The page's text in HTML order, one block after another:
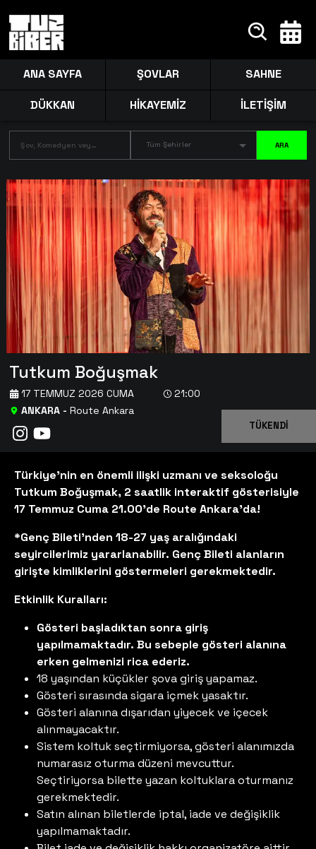
ANA SAYFA ŞOVLAR SAHNE
DÜKKAN HİKAYEMİZ İLETİŞİM
Tüm Şehirler ARA
Tutkum Boğuşmak
ANKARA- Route Ankara
17 TEMMUZ 2026 CUMA 21:00
TÜKENDİ
Türkiye’nin en önemli ilişki uzmanı ve seksoloğu
Tutkum Boğuşmak, 2 saatlik interaktif gösterisiyle
17 Temmuz Cuma 21.00'de Route Ankara'da!
*Genç Bileti'nden 18-27 yaş aralığındaki
seyircilerimiz yararlanabilir. Genç Bileti alanların
girişte kimliklerini göstermeleri gerekmektedir.
Etkinlik Kuralları:
Gösteri başladıktan sonra giriş
yapılmamaktadır. Bu sebeple gösteri alanına
erken gelmenizi rica ederiz.
18 yaşından küçükler şova giriş yapamaz.
Gösteri sırasında sigara içmek yasaktır.
Gösteri alanına dışarıdan yiyecek ve içecek
alınmayacaktır.
Sistem koltuk seçtirmiyorsa, gösteri alanımızda
numarasız oturma düzeni mevcuttur.
Seçtiriyorsa bilette yazan koltuklara oturmanız
gerekmektedir.
Satın alınan biletlerde iptal, iade ve değişiklik
yapılmamaktadır.